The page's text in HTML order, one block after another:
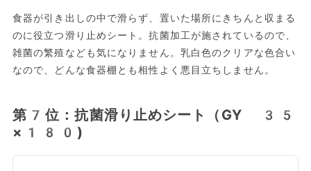
食器が引き出しの中で滑らず、置いた場所にきちんと収まる
のに役立つ滑り止めシート。抗菌加工が施されているので、
雑菌の繁殖なども気になりません。乳白色のクリアな色合い
なので、どんな食器棚とも相性よく悪目立ちしません。
第7位：抗菌滑り止めシート（GY 35
×180)